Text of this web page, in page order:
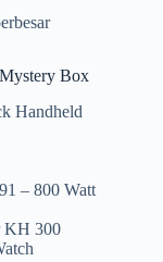
Box
Handheld
– 800 Watt
KH 300